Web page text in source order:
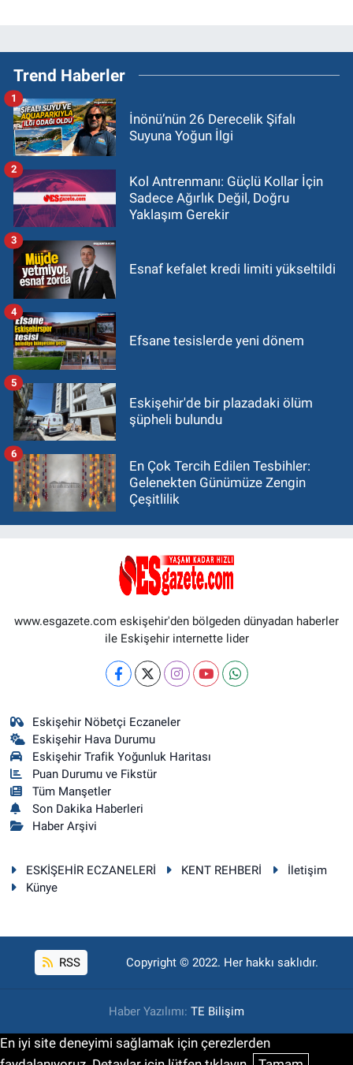
Trend Haberler
İnönü’nün 26 Derecelik Şifalı
Suyuna Yoğun İlgi
1
Kol Antrenmanı: Güçlü Kollar İçin
Sadece Ağırlık Değil, Doğru
Yaklaşım Gerekir
2
Esnaf kefalet kredi limiti yükseltildi
3
Efsane tesislerde yeni dönem
4
Eskişehir'de bir plazadaki ölüm
şüpheli bulundu
5
En Çok Tercih Edilen Tesbihler:
Gelenekten Günümüze Zengin
Çeşitlilik
6
www.esgazete.com eskişehir'den bölgeden dünyadan haberler
ile Eskişehir internette lider
Eskişehir Nöbetçi Eczaneler
Eskişehir Hava Durumu
Eskişehir Trafik Yoğunluk Haritası
Puan Durumu ve Fikstür
Tüm Manşetler
Son Dakika Haberleri
Haber Arşivi
ESKİŞEHİR ECZANELERİ KENT REHBERİ
İletişim
Künye
RSS Copyright © 2022. Her hakkı saklıdır.
Haber Yazılımı: TE Bilişim
En iyi site deneyimi sağlamak için çerezlerden